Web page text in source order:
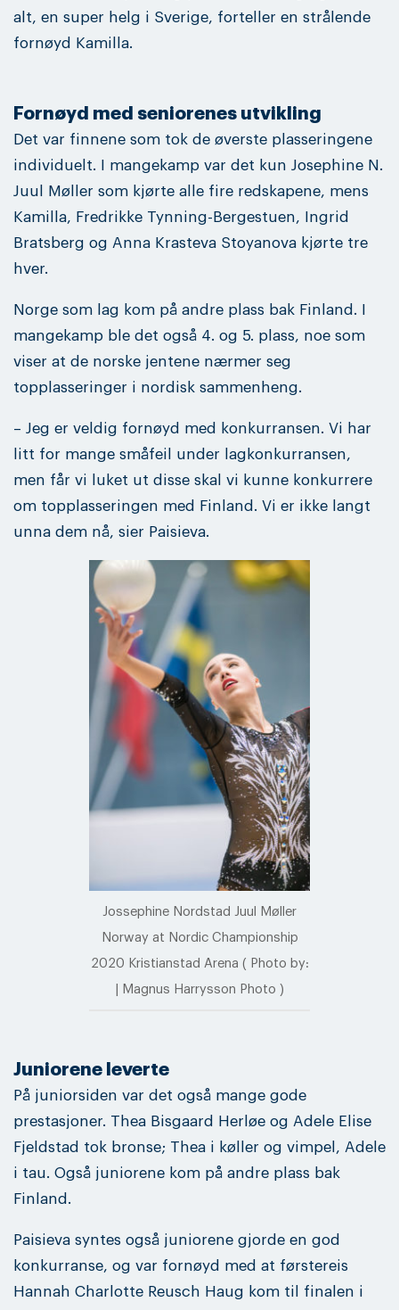
alt, en super helg i Sverige, forteller en strålende
fornøyd Kamilla.
Fornøyd med seniorenes utvikling
Det var finnene som tok de øverste plasseringene
individuelt. I mangekamp var det kun Josephine N.
Juul Møller som kjørte alle fire redskapene, mens
Kamilla, Fredrikke Tynning-Bergestuen, Ingrid
Bratsberg og Anna Krasteva Stoyanova kjørte tre
hver.
Norge som lag kom på andre plass bak Finland. I
mangekamp ble det også 4. og 5. plass, noe som
viser at de norske jentene nærmer seg
topplasseringer i nordisk sammenheng.
– Jeg er veldig fornøyd med konkurransen. Vi har
litt for mange småfeil under lagkonkurransen,
men får vi luket ut disse skal vi kunne konkurrere
om topplasseringen med Finland. Vi er ikke langt
unna dem nå, sier Paisieva.
Jossephine Nordstad Juul Møller
Norway at Nordic Championship
2020 Kristianstad Arena ( Photo by:
| Magnus Harrysson Photo )
Juniorene leverte
På juniorsiden var det også mange gode
prestasjoner. Thea Bisgaard Herløe og Adele Elise
Fjeldstad tok bronse; Thea i køller og vimpel, Adele
i tau. Også juniorene kom på andre plass bak
Finland.
Paisieva syntes også juniorene gjorde en god
konkurranse, og var fornøyd med at førstereis
Hannah Charlotte Reusch Haug kom til finalen i